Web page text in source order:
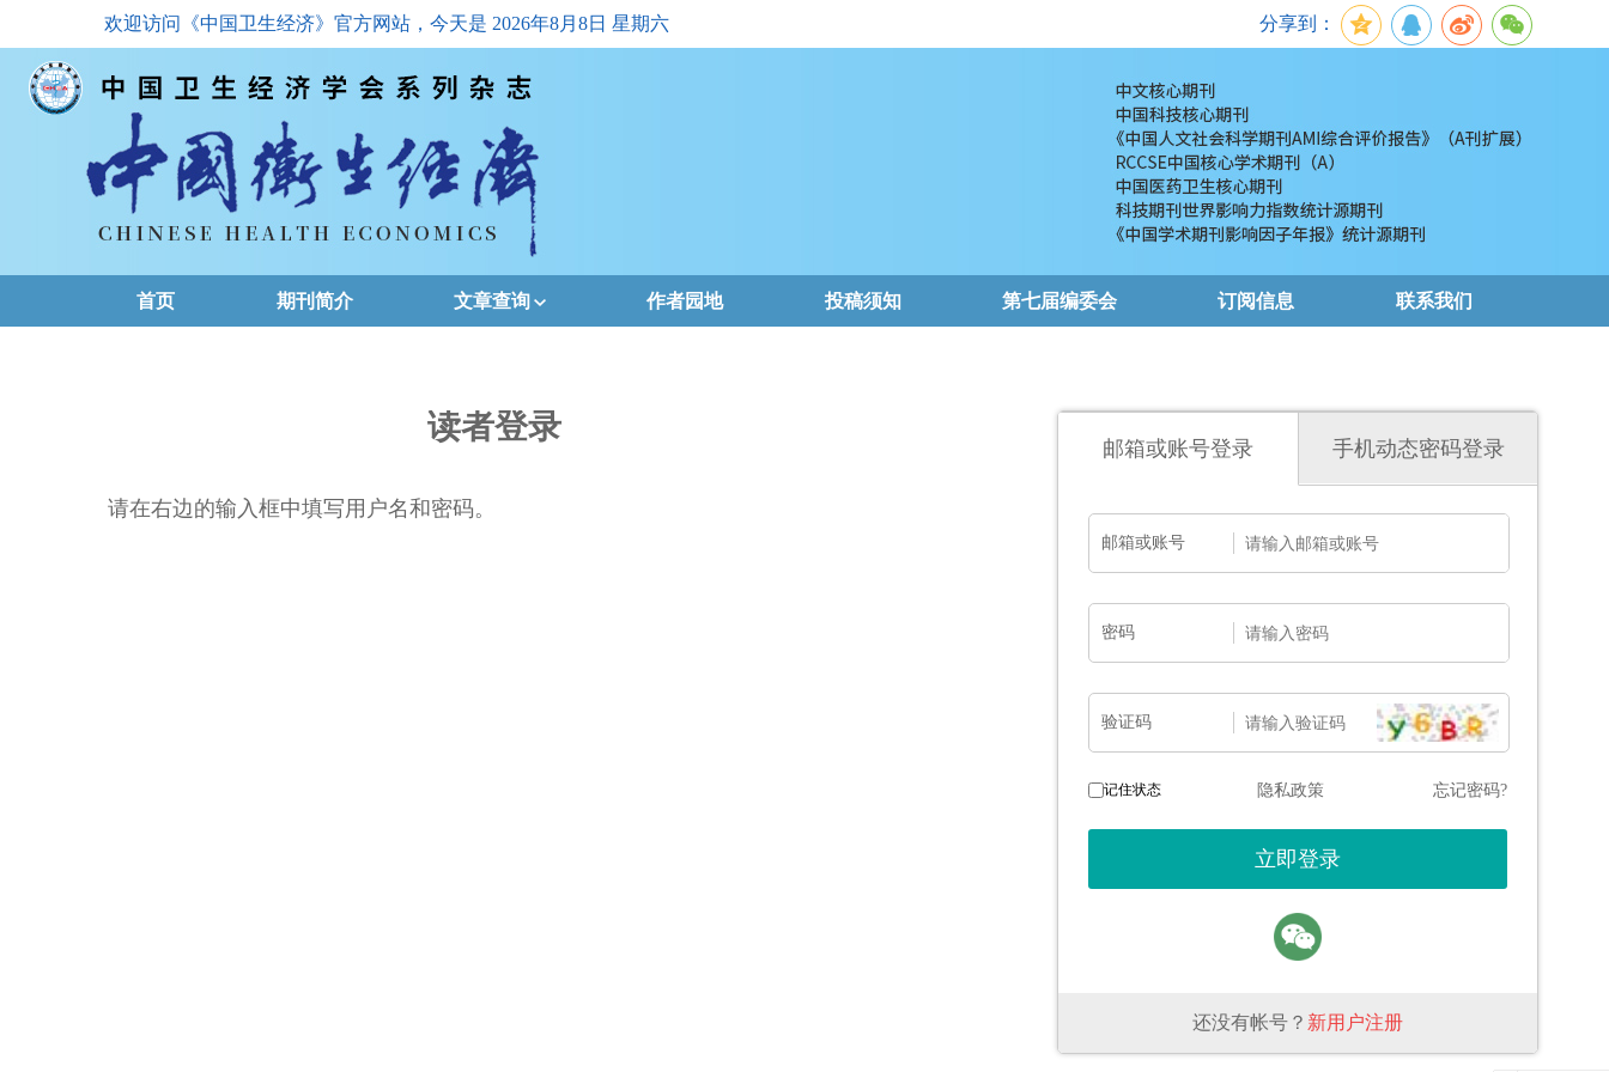
欢迎访问《中国卫生经济》官方网站，今天是 2026年8月8日 星期六 分享到：
首页 期刊简介 文章查询
下载排名
作者园地 投稿须知 第七届编委会 订阅信息 联系我们
读者登录
请在右边的输入框中填写用户名和密码。
邮箱或账号登录 手机动态密码登录
邮箱或账号
密码
验证码
记住状态 隐私政策 忘记密码?
还没有帐号？ 新用户注册